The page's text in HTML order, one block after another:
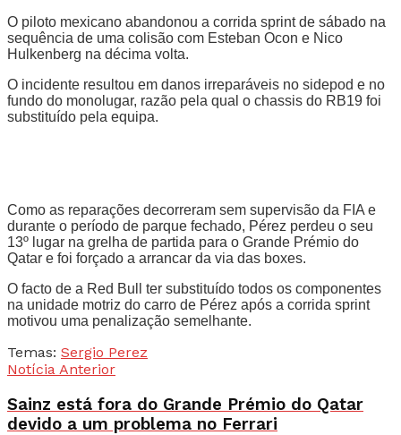
O piloto mexicano abandonou a corrida sprint de sábado na
sequência de uma colisão com Esteban Ocon e Nico
Hulkenberg na décima volta.
O incidente resultou em danos irreparáveis no sidepod e no
fundo do monolugar, razão pela qual o chassis do RB19 foi
substituído pela equipa.
Como as reparações decorreram sem supervisão da FIA e
durante o período de parque fechado, Pérez perdeu o seu
13º lugar na grelha de partida para o Grande Prémio do
Qatar e foi forçado a arrancar da via das boxes.
O facto de a Red Bull ter substituído todos os componentes
na unidade motriz do carro de Pérez após a corrida sprint
motivou uma penalização semelhante.
Temas: Sergio Perez
Notícia Anterior
Sainz está fora do Grande Prémio do Qatar
devido a um problema no Ferrari